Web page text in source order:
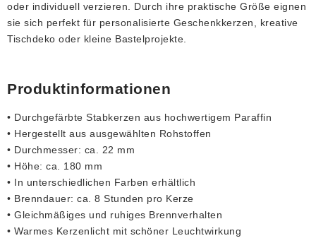
oder individuell verzieren. Durch ihre praktische Größe eignen
sie sich perfekt für personalisierte Geschenkkerzen, kreative
Tischdeko oder kleine Bastelprojekte.
Produktinformationen
• Durchgefärbte Stabkerzen aus hochwertigem Paraffin
• Hergestellt aus ausgewählten Rohstoffen
• Durchmesser: ca. 22 mm
• Höhe: ca. 180 mm
• In unterschiedlichen Farben erhältlich
• Brenndauer: ca. 8 Stunden pro Kerze
• Gleichmäßiges und ruhiges Brennverhalten
• Warmes Kerzenlicht mit schöner Leuchtwirkung